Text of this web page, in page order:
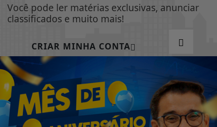
Você pode ler matérias exclusivas, anunciar
classificados e muito mais!
CRIAR MINHA CONTA